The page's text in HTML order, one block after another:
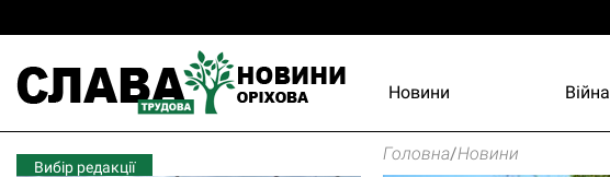
Новини Війна
Вибір редакції
Головна/Новини